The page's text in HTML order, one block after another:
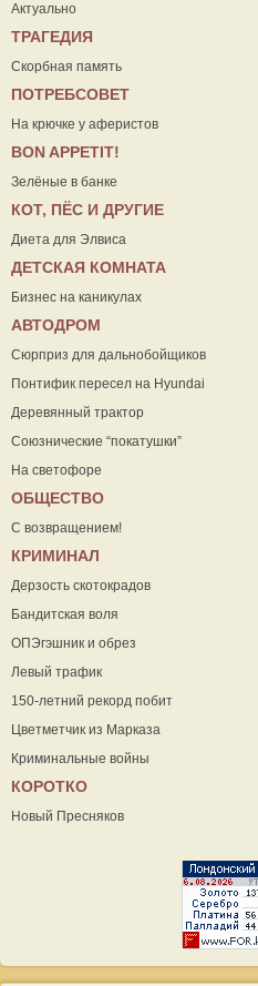
Актуально
ТРАГЕДИЯ
Скорбная память
ПОТРЕБСОВЕТ
На крючке у аферистов
ВON APPETIT!
Зелёные в банке
КОТ, ПЁС И ДРУГИЕ
Диета для Элвиса
ДЕТСКАЯ КОМНАТА
Бизнес на каникулах
АВТОДРОМ
Сюрприз для дальнобойщиков
Понтифик пересел на Hyundai
Деревянный трактор
Союзнические “покатушки”
На светофоре
ОБЩЕСТВО
С возвращением!
КРИМИНАЛ
Дерзость скотокрадов
Бандитская воля
ОПЭгэшник и обрез
Левый трафик
150-летний рекорд побит
Цветметчик из Марказа
Криминальные войны
КОРОТКО
Новый Пресняков